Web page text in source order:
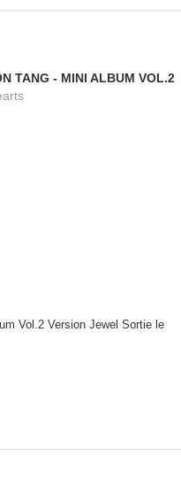
TANG - MINI ALBUM VOL.2
Vol.2 Version Jewel Sortie le